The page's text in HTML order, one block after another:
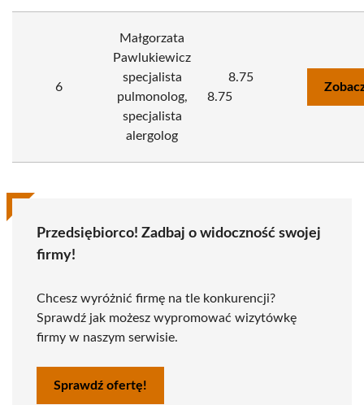
6
Małgorzata
Pawlukiewicz
specjalista
pulmonolog,
specjalista
alergolog
8.75
8.75
Przedsiębiorco! Zadbaj o widoczność swojej
firmy!
Chcesz wyróżnić firmę na tle konkurencji?
Sprawdź jak możesz wypromować wizytówkę
firmy w naszym serwisie.
Sprawdź ofertę!